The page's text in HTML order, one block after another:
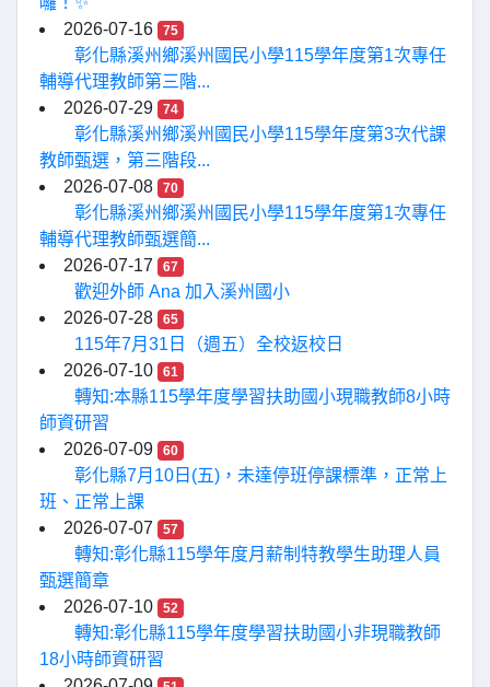
2026-07-16
75
彰化縣溪州鄉溪州國民小學115學年度第1次專任
輔導代理教師第三階...
2026-07-29
74
彰化縣溪州鄉溪州國民小學115學年度第3次代課
教師甄選，第三階段...
2026-07-08
70
彰化縣溪州鄉溪州國民小學115學年度第1次專任
輔導代理教師甄選簡...
2026-07-17
67
歡迎外師 Ana 加入溪州國小
2026-07-28
65
115年7月31日（週五）全校返校日
2026-07-10
61
轉知:本縣115學年度學習扶助國小現職教師8小時
師資研習
2026-07-09
60
彰化縣7月10日(五)，未達停班停課標準，正常上
班、正常上課
2026-07-07
57
轉知:彰化縣115學年度月薪制特教學生助理人員
甄選簡章
2026-07-10
52
轉知:彰化縣115學年度學習扶助國小非現職教師
18小時師資研習